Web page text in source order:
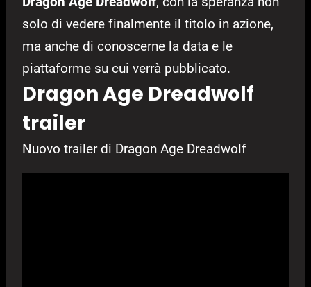
solo di vedere finalmente il titolo in azione,
ma anche di conoscerne la data e le
piattaforme su cui verrà pubblicato.
Dragon Age Dreadwolf
trailer
Nuovo trailer di Dragon Age Dreadwolf